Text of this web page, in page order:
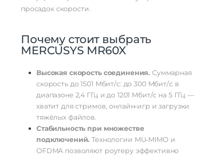
просадокскорости.
Почему стоитвыбрать
MERCUSYSMR60X
Высокая скоростьсоединения. Суммарная
скоростьдо 1501 Мбит/с: до 300Мбит/с в
диапазоне 2,4 ГГц и до 1201 Мбит/с на 5ГГц —
хватит для стримов, онлайн‑игр и загрузки
тяжёлых файлов.
Стабильность при множестве
подключений. Технологии MU‑MIMO и
OFDMA позволяютроутеруэффективно